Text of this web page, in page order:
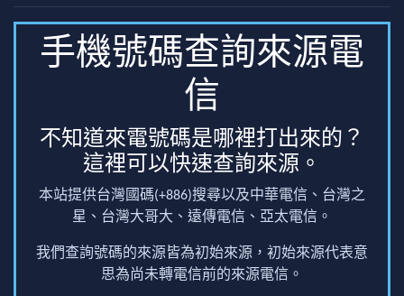
手機號碼查詢來源電
信
不知道來電號碼是哪裡打出來的？
這裡可以快速查詢來源。
本站提供台灣國碼(+886)搜尋以及中華電信、台灣之
星、台灣大哥大、遠傳電信、亞太電信。
我們查詢號碼的來源皆為初始來源，初始來源代表意
思為尚未轉電信前的來源電信。